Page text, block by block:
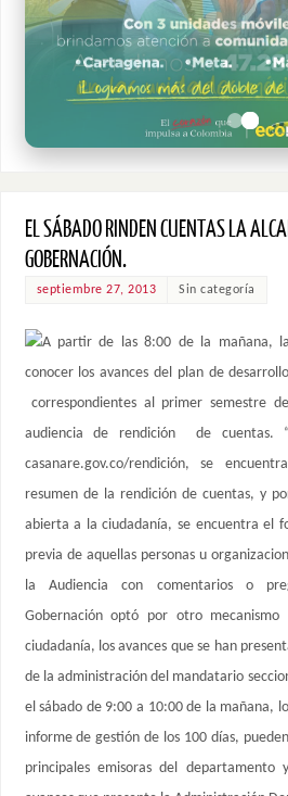
EL SÁBADO RINDEN CUENTAS LA
GOBERNACIÓN.
septiembre 27, 2013 Sin categoría
A partir de las 8:00 de la mañana,
conocer los avances del plan de
correspondientes al primer semestre
audiencia de rendición de cuentas.
casanare.gov.co/rendición, se
resumen de la rendición de cuentas, y
abierta a la ciudadanía, se encuentra el
previa de aquellas personas u
la Audiencia con comentarios o
Gobernación optó por otro
ciudadanía, los avances que se han
de la administración del mandatario
el sábado de 9:00 a 10:00 de la mañana,
informe de gestión de los 100 días,
principales emisoras del departamento